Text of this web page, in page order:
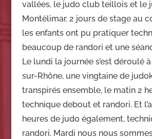
vallées, le judo club teillois et le
Montélimar. 2 jours de stage au
les enfants ont pu pratiquer
beaucoup de randori et une
Le lundi la journée s’est déroulé
sur-Rhône, une vingtaine de
transpirés ensemble, le matin 2
technique debout et randori. Et
heures de judo également,
randori. Mardi nous nous